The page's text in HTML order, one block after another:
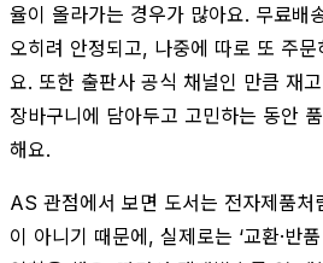
율이 올라가는 경우가 많아요. 무료배
오히려 안정되고, 나중에 따로 또 주
요. 또한 출판사 공식 채널인 만큼 재
장바구니에 담아두고 고민하는 동안
해요.
AS 관점에서 보면 도서는 전자제품처
이 아니기 때문에, 실제로는 ‘교환·반